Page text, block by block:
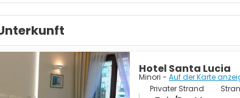
und ist eine große Touristenattraktion.
Amalfi ist ein architektonischer Komplex, der aus
Kirchturm und einem Kreuzgang namens „Chiostro
Hotel Santa Lucia
Minori - Auf der Karte
Privater Strand